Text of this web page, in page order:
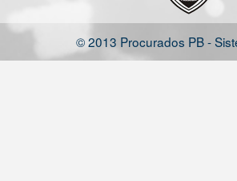
© 2013 Procurados PB -